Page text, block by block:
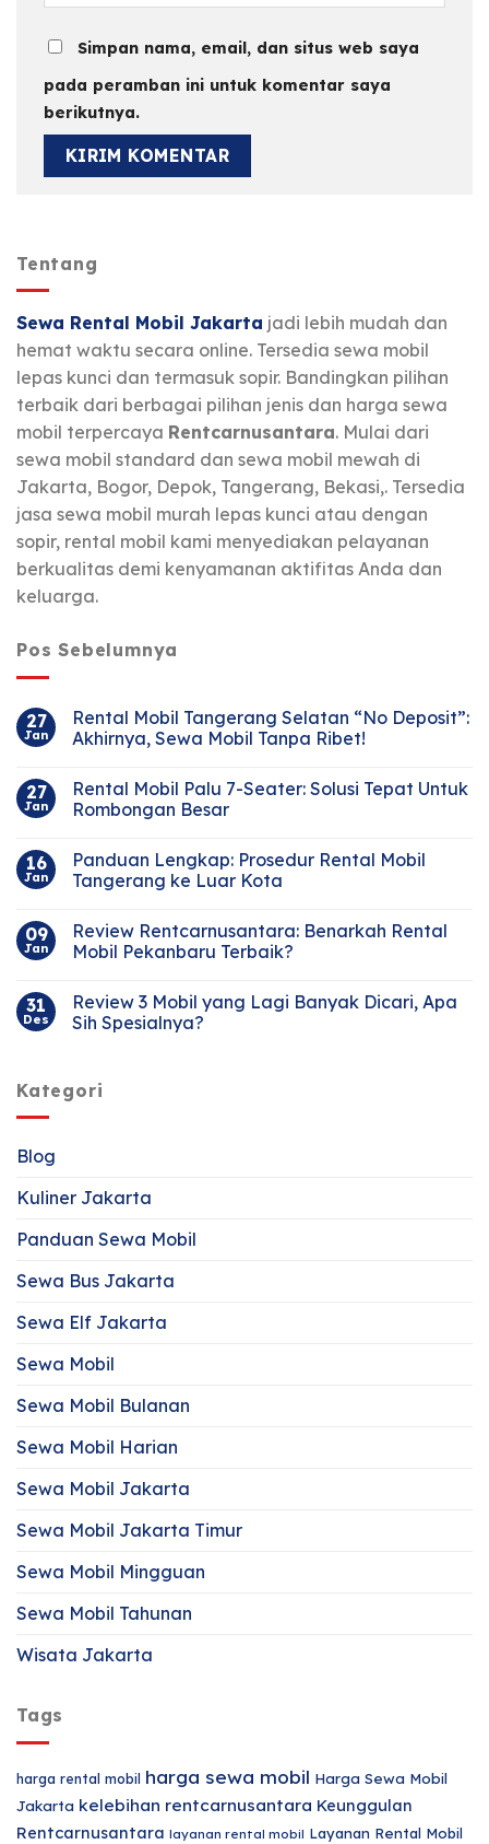
Simpan nama, email, dan situs web saya
pada peramban ini untuk komentar saya
berikutnya.
Tentang
Sewa Rental Mobil Jakarta jadi lebih mudah dan
hemat waktu secara online. Tersedia sewa mobil
lepas kunci dan termasuk sopir. Bandingkan pilihan
terbaik dari berbagai pilihan jenis dan harga sewa
mobil terpercaya Rentcarnusantara. Mulai dari
sewa mobil standard dan sewa mobil mewah di
Jakarta, Bogor, Depok, Tangerang, Bekasi,. Tersedia
jasa sewa mobil murah lepas kunci atau dengan
sopir, rental mobil kami menyediakan pelayanan
berkualitas demi kenyamanan aktifitas Anda dan
keluarga.
Pos Sebelumnya
27
Jan
Rental Mobil Tangerang Selatan “No Deposit”:
Akhirnya, Sewa Mobil Tanpa Ribet!
27
Jan
Rental Mobil Palu 7-Seater: Solusi Tepat Untuk
Rombongan Besar
16
Jan
Panduan Lengkap: Prosedur Rental Mobil
Tangerang ke Luar Kota
09
Jan
Review Rentcarnusantara: Benarkah Rental
Mobil Pekanbaru Terbaik?
31
Des
Review 3 Mobil yang Lagi Banyak Dicari, Apa
Sih Spesialnya?
Kategori
Blog
Kuliner Jakarta
Panduan Sewa Mobil
Sewa Bus Jakarta
Sewa Elf Jakarta
Sewa Mobil
Sewa Mobil Bulanan
Sewa Mobil Harian
Sewa Mobil Jakarta
Sewa Mobil Jakarta Timur
Sewa Mobil Mingguan
Sewa Mobil Tahunan
Wisata Jakarta
Tags
harga rental mobil harga sewa mobil Harga Sewa Mobil
Jakarta kelebihan rentcarnusantara Keunggulan
Rentcarnusantara layanan rental mobil Layanan Rental Mobil